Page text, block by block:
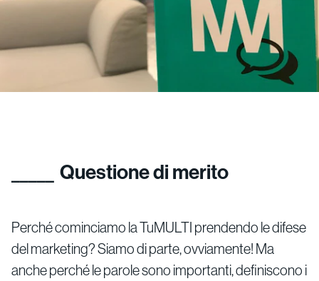
Questione di merito
Perché cominciamo la TuMULTI prendendo le difese
del marketing? Siamo di parte, ovviamente! Ma
anche perché le parole sono importanti, definiscono i